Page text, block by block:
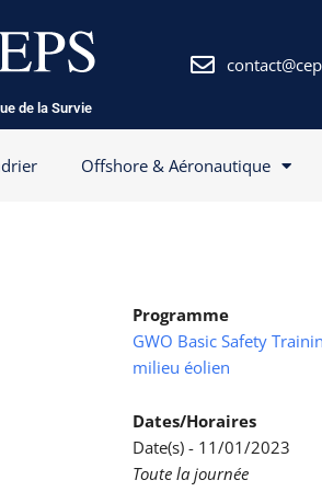
de la Survie
Offshore & Aéronautique
Programme
GWO Basic Safety
milieu éolien
Dates/Horaires
Date(s) - 11/01/2023
Toute la journée